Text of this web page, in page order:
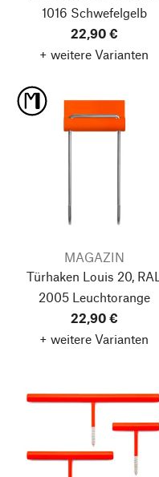
1016 Schwefelgelb
22,90 €
+ weitere Varianten
MAGAZIN
Türhaken Louis 20, RAL
2005 Leuchtorange
22,90 €
+ weitere Varianten